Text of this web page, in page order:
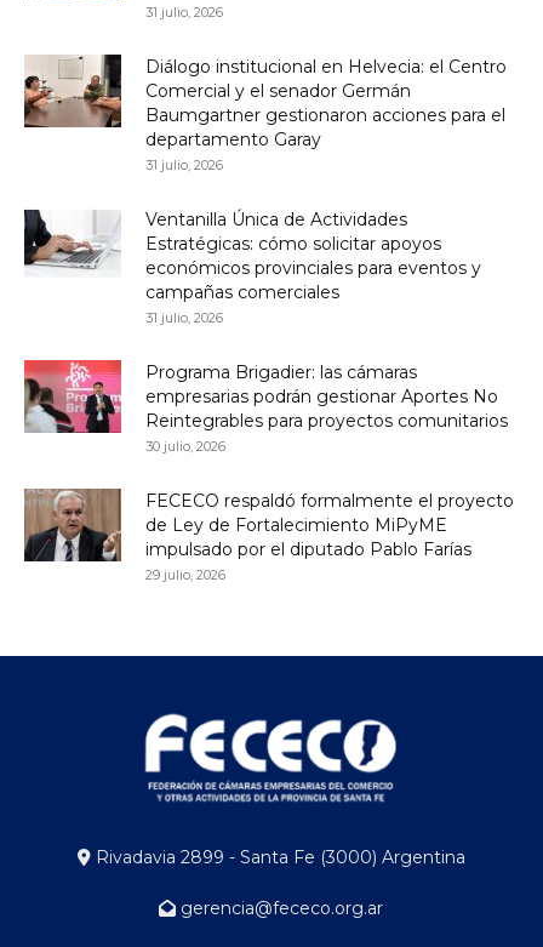
31 julio, 2026
Diálogo institucional en Helvecia: el Centro
Comercial y el senador Germán
Baumgartner gestionaron acciones para el
departamento Garay
31 julio, 2026
Ventanilla Única de Actividades
Estratégicas: cómo solicitar apoyos
económicos provinciales para eventos y
campañas comerciales
31 julio, 2026
Programa Brigadier: las cámaras
empresarias podrán gestionar Aportes No
Reintegrables para proyectos comunitarios
30 julio, 2026
FECECO respaldó formalmente el proyecto
de Ley de Fortalecimiento MiPyME
impulsado por el diputado Pablo Farías
29 julio, 2026
Rivadavia 2899 - Santa Fe (3000) Argentina
gerencia@fececo.org.ar